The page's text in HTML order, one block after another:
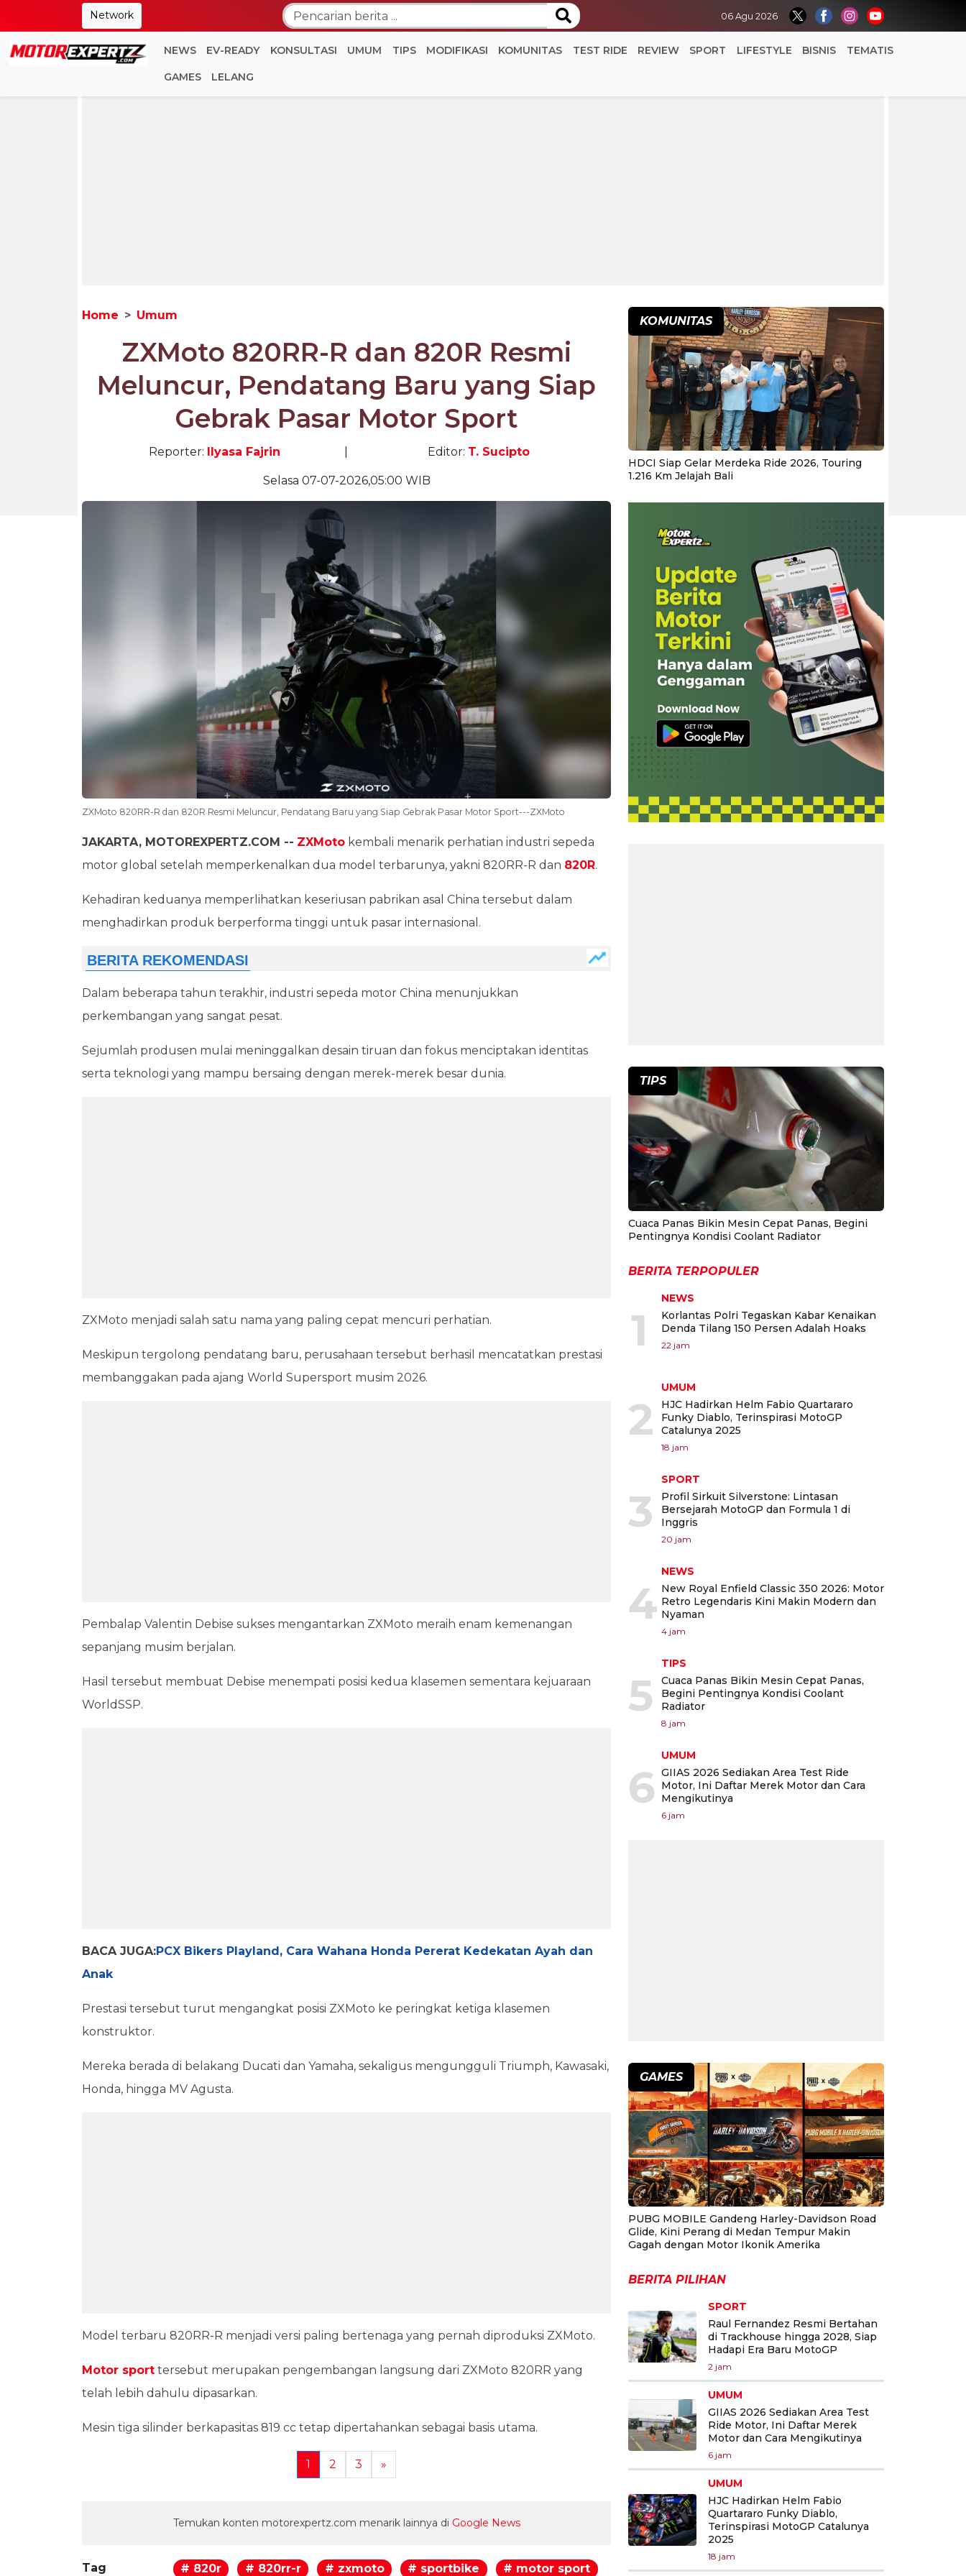
Network 06 Agu 2026
NEWS EV-READY KONSULTASI UMUM TIPS MODIFIKASI KOMUNITAS TEST RIDE REVIEW SPORT LIFESTYLE BISNIS TEMATIS
GAMES LELANG
Home Umum
ZXMoto 820RR-R dan 820R Resmi
Meluncur, Pendatang Baru yang Siap
Gebrak Pasar Motor Sport
Reporter: Ilyasa Fajrin Editor: T. Sucipto
Selasa 07-07-2026,05:00 WIB
ZXMoto 820RR-R dan 820R Resmi Meluncur, Pendatang Baru yang Siap Gebrak Pasar Motor Sport---ZXMoto
JAKARTA, MOTOREXPERTZ.COM -- ZXMoto kembali menarik perhatian industri sepeda
motor global setelah memperkenalkan dua model terbarunya, yakni 820RR-R dan 820R.
Kehadiran keduanya memperlihatkan keseriusan pabrikan asal China tersebut dalam
menghadirkan produk berperforma tinggi untuk pasar internasional.
Dalam beberapa tahun terakhir, industri sepeda motor China menunjukkan
perkembangan yang sangat pesat.
Sejumlah produsen mulai meninggalkan desain tiruan dan fokus menciptakan identitas
serta teknologi yang mampu bersaing dengan merek-merek besar dunia.
ZXMoto menjadi salah satu nama yang paling cepat mencuri perhatian.
Meskipun tergolong pendatang baru, perusahaan tersebut berhasil mencatatkan prestasi
membanggakan pada ajang World Supersport musim 2026.
Pembalap Valentin Debise sukses mengantarkan ZXMoto meraih enam kemenangan
sepanjang musim berjalan.
Hasil tersebut membuat Debise menempati posisi kedua klasemen sementara kejuaraan
WorldSSP.
BACA JUGA:PCX Bikers Playland, Cara Wahana Honda Pererat Kedekatan Ayah dan
Anak
Prestasi tersebut turut mengangkat posisi ZXMoto ke peringkat ketiga klasemen
konstruktor.
Mereka berada di belakang Ducati dan Yamaha, sekaligus mengungguli Triumph, Kawasaki,
Honda, hingga MV Agusta.
Model terbaru 820RR-R menjadi versi paling bertenaga yang pernah diproduksi ZXMoto.
Motor sport tersebut merupakan pengembangan langsung dari ZXMoto 820RR yang
telah lebih dahulu dipasarkan.
Mesin tiga silinder berkapasitas 819 cc tetap dipertahankan sebagai basis utama.
1 2 3 »
Temukan konten motorexpertz.com menarik lainnya di Google News
Tag # 820r # 820rr-r # zxmoto # sportbike # motor sport
KOMUNITAS
HDCI Siap Gelar Merdeka Ride 2026, Touring
1.216 Km Jelajah Bali
TIPS
Cuaca Panas Bikin Mesin Cepat Panas, Begini
Pentingnya Kondisi Coolant Radiator
BERITA TERPOPULER
1
NEWS
Korlantas Polri Tegaskan Kabar Kenaikan
Denda Tilang 150 Persen Adalah Hoaks
22 jam
2
UMUM
HJC Hadirkan Helm Fabio Quartararo
Funky Diablo, Terinspirasi MotoGP
Catalunya 2025
18 jam
3
SPORT
Profil Sirkuit Silverstone: Lintasan
Bersejarah MotoGP dan Formula 1 di
Inggris
20 jam
4
NEWS
New Royal Enfield Classic 350 2026: Motor
Retro Legendaris Kini Makin Modern dan
Nyaman
4 jam
5
TIPS
Cuaca Panas Bikin Mesin Cepat Panas,
Begini Pentingnya Kondisi Coolant
Radiator
8 jam
6
UMUM
GIIAS 2026 Sediakan Area Test Ride
Motor, Ini Daftar Merek Motor dan Cara
Mengikutinya
6 jam
GAMES
PUBG MOBILE Gandeng Harley-Davidson Road
Glide, Kini Perang di Medan Tempur Makin
Gagah dengan Motor Ikonik Amerika
BERITA PILIHAN
SPORT
Raul Fernandez Resmi Bertahan
di Trackhouse hingga 2028, Siap
Hadapi Era Baru MotoGP
2 jam
UMUM
GIIAS 2026 Sediakan Area Test
Ride Motor, Ini Daftar Merek
Motor dan Cara Mengikutinya
6 jam
UMUM
HJC Hadirkan Helm Fabio
Quartararo Funky Diablo,
Terinspirasi MotoGP Catalunya
2025
18 jam